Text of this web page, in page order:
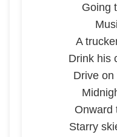
Going
A
Drink his
Drive
Onward
Starry